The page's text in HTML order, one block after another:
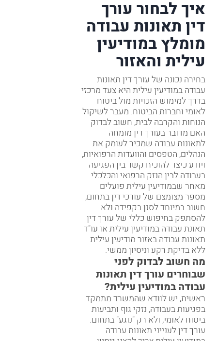
איך לבחור עורך
דין תאונות עבודה
מומלץ במודיעין
עילית והאזור
בחירה נכונה של עורך דין תאונות
עבודה במודיעין עילית היא צעד מרכזי
בדרך למימוש הזכויות מול ביטוח
לאומי וחברות הביטוח. מעבר לשיקול
הנוחות והקרבה לבית, חשוב לבדוק
האם מדובר בעורך דין מומחה
לתאונות עבודה שמכיר לעומק את
הנהלים, הטפסים והוועדות הרפואיות,
ויודע כיצד להוכיח קשר בין הפגיעה
בעבודה לבין הנזק הרפואי והכלכלי.
מאחר שבמודיעין עילית פועלים
מספר מצומצם של עורכי דין בתחום,
חשוב במיוחד לסנן בקפידה ולא
להסתפק בחיפוש כללי של עורך דין
תאונת עבודה במודיעין עילית או עו"ד
תאונות עבודה באזור מודיעין עילית
ללא בדיקת רקע וניסיון ממשי.
מה חשוב לבדוק לפני
שבוחרים עורך דין תאונות
עבודה במודיעין עילית?
ראשית, יש לוודא שהמשרד מתמקד
בפגיעות בעבודה, נזקי גוף ותביעות
ביטוח לאומי, ולא רק "נוגע" בתחום.
עורך דין לענייני תאונות עבודה